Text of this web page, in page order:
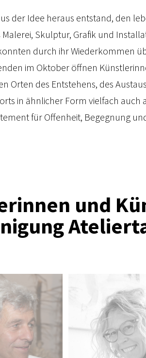
der Idee heraus entstand, den
Skulptur, Grafik und
durch ihr Wiederkommen
im Oktober öffnen
Orten des Entstehens, des
in ähnlicher Form vielfach
für Offenheit, Begegnung
und